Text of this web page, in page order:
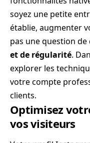
soyez une petite
établie, augmenter
pas une question de
et de régularité.
explorer les
votre compte
clients.
Optimisez
vos visiteurs